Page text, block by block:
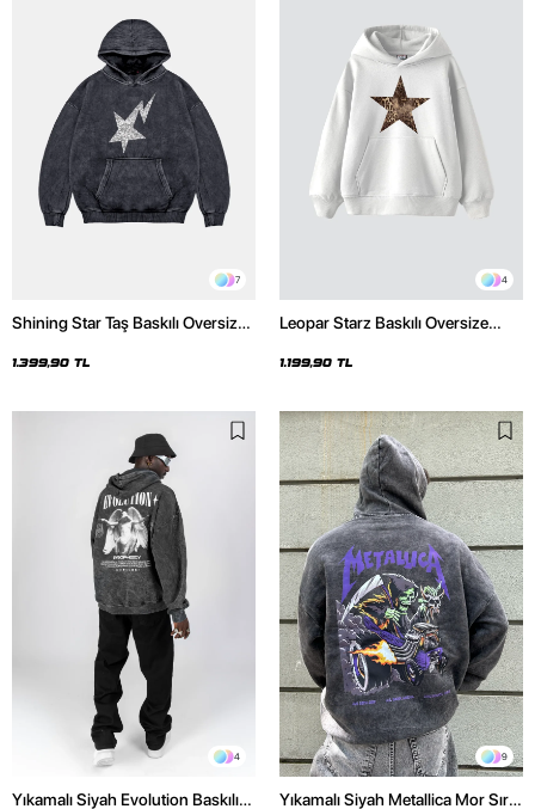
7
Shining Star Taş Baskılı Oversize
Hoodie
1.399,90 TL
4
Leopar Starz Baskılı Oversize
1.199,90 TL
4
Yıkamalı Siyah Evolution Baskılı
9
Yıkamalı Siyah Metallica Mor Sırt